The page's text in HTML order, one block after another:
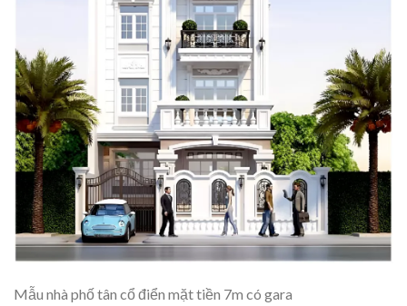
Mẫu nhà phố tân cổ điển mặt tiền 7m có gara